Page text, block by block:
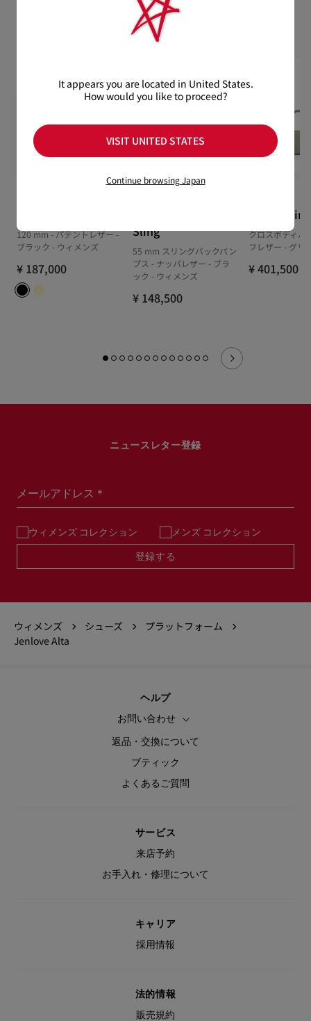
通常1-2営業日以内にヤマト運輸にて発送いたします。
在庫のお取り寄せが必要な商品は、1週間程でのお届けとなりま
る場合がございます。ご了承ください。
もっと読む
のいただいた場合、かつ未使用の場合に限り返品交換を受け付
けております。返品送料は無料です。
返品・交換について
120 mm - パテントレザー -
ブラック - ウィメンズ
¥ 187,000
Sling
55 mm スリングバックパン
プス - ナッパレザー - ブラ
ック - ウィメンズ
¥ 148,500
Venus mini
クロスボディバ
フレザー - グリ
¥ 401,500
ニュースレター登録
メールアドレス＊
ウィメンズ コレクション メンズ コレクション
登録する
ウィメンズ シューズ
プラットフォーム
Jenlove Alta
ヘルプ
お問い合わせ
返品・交換について
ブティック
よくあるご質問
サービス
来店予約
お手入れ・修理について
キャリア
採用情報
法的情報
販売規約
It appears you are located in United States.
How would you like to proceed?
VISIT UNITED STATES
Continue browsing Japan